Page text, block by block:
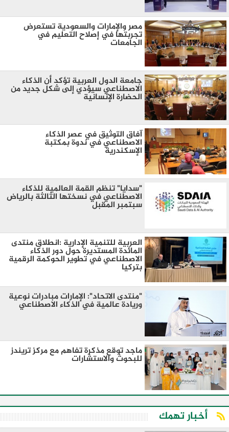
مصر والإمارات والسعودية تستعرض
تجربتها في إصلاح التعليم في
الجامعات
جامعة الدول العربية تؤكد أن الذكاء
الاصطناعي سيؤدي إلى شكل جديد من
الحضارة الإنسانية
آفاق التوثيق في عصر الذكاء
الاصطناعي في ندوة بمكتبة
الإسكندرية
"سدايا" تنظم القمة العالمية للذكاء
الاصطناعي في نسختها الثالثة بالرياض
سبتمبر المقبل
العربية للتنمية الإدارية :انطلاق منتدى
المائدة المستديرة حول دور الذكاء
الاصطناعي في تطوير الحوكمة الرقمية
بتركيا
"منتدى الاتحاد": الإمارات مبادرات نوعية
وريادة عالمية في الذكاء الاصطناعي
ماجد توقع مذكرة تفاهم مع مركز تريندز
للبحوث والاستشارات
أخبار تهمك